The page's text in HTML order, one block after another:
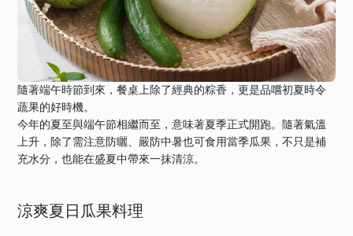
隨著端午時節到來，餐桌上除了經典的粽香，更是品嚐初夏時令
蔬果的好時機。
今年的夏至與端午節相繼而至，意味著夏季正式開跑。隨著氣溫
上升，除了需注意防曬、嚴防中暑也可食用當季瓜果，不只是補
充水分，也能在盛夏中帶來一抹清涼。
涼爽夏日瓜果料理